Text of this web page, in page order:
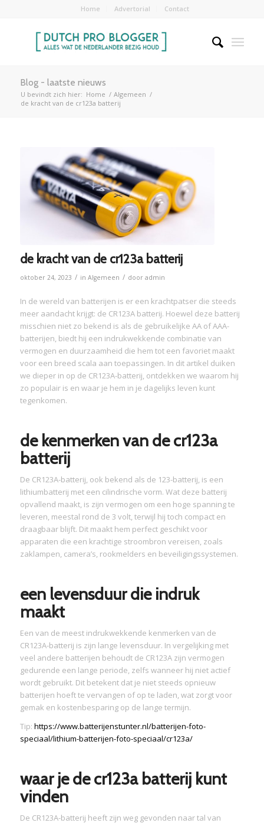
Home Advertorial Contact
Blog - laatste nieuws
U bevindt zich hier: Home / Algemeen /
de kracht van de cr123a batterij
de kracht van de cr123a batterij
oktober 24, 2023 / in Algemeen / door admin
In de wereld van batterijen is er een krachtpatser die steeds
meer aandacht krijgt: de CR123A batterij. Hoewel deze batterij
misschien niet zo bekend is als de gebruikelijke AA of AAA-
batterijen, biedt hij een indrukwekkende combinatie van
vermogen en duurzaamheid die hem tot een favoriet maakt
voor een breed scala aan toepassingen. In dit artikel duiken
we dieper in op de CR123A-batterij, ontdekken we waarom hij
zo populair is en waar je hem in je dagelijks leven kunt
tegenkomen.
de kenmerken van de cr123a
batterij
De CR123A-batterij, ook bekend als de 123-batterij, is een
lithiumbatterij met een cilindrische vorm. Wat deze batterij
opvallend maakt, is zijn vermogen om een hoge spanning te
leveren, meestal rond de 3 volt, terwijl hij toch compact en
draagbaar blijft. Dit maakt hem perfect geschikt voor
apparaten die een krachtige stroombron vereisen, zoals
zaklampen, camera’s, rookmelders en beveiligingssystemen.
een levensduur die indruk
maakt
Een van de meest indrukwekkende kenmerken van de
CR123A-batterij is zijn lange levensduur. In vergelijking met
veel andere batterijen behoudt de CR123A zijn vermogen
gedurende een lange periode, zelfs wanneer hij niet actief
wordt gebruikt. Dit betekent dat je niet steeds opnieuw
batterijen hoeft te vervangen of op te laden, wat zorgt voor
gemak en kostenbesparing op de lange termijn.
Tip: https://www.batterijenstunter.nl/batterijen-foto-
speciaal/lithium-batterijen-foto-speciaal/cr123a/
waar je de cr123a batterij kunt
vinden
De CR123A-batterij heeft zijn weg gevonden naar tal van